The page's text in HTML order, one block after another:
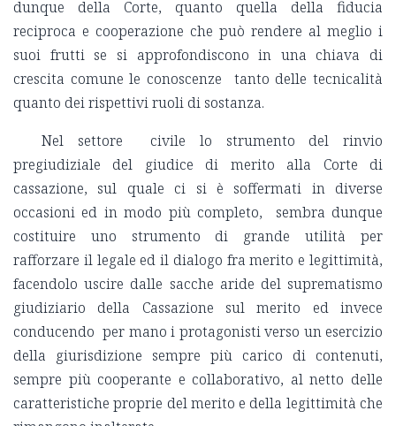
dunque della Corte, quanto quella della fiducia
reciproca e cooperazione che può rendere al meglio i
suoi frutti se si approfondiscono in una chiava di
crescita comune le conoscenze tanto delle tecnicalità
quanto dei rispettivi ruoli di sostanza.
Nel settore civile lo strumento del rinvio
pregiudiziale del giudice di merito alla Corte di
cassazione, sul quale ci si è soffermati in diverse
occasioni ed in modo più completo, sembra dunque
costituire uno strumento di grande utilità per
rafforzare il legale ed il dialogo fra merito e legittimità,
facendolo uscire dalle sacche aride del suprematismo
giudiziario della Cassazione sul merito ed invece
conducendo per mano i protagonisti verso un esercizio
della giurisdizione sempre più carico di contenuti,
sempre più cooperante e collaborativo, al netto delle
caratteristiche proprie del merito e della legittimità che